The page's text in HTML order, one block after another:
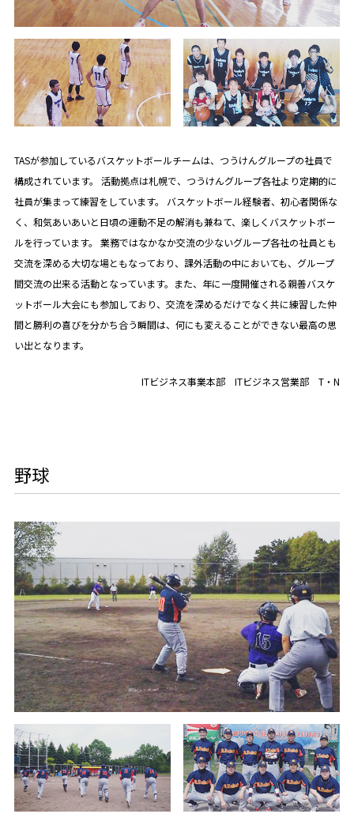
TASが参加しているバスケットボールチームは、つうけんグループの社員で
構成されています。 活動拠点は札幌で、つうけんグループ各社より定期的に
社員が集まって練習をしています。 バスケットボール経験者、初心者関係な
く、和気あいあいと日頃の運動不足の解消も兼ねて、楽しくバスケットボー
ルを行っています。 業務ではなかなか交流の少ないグループ各社の社員とも
交流を深める大切な場ともなっており、課外活動の中においても、グループ
間交流の出来る活動となっています。また、年に一度開催される親善バスケ
ットボール大会にも参加しており、交流を深めるだけでなく共に練習した仲
間と勝利の喜びを分かち合う瞬間は、何にも変えることができない最高の思
い出となります。
ITビジネス事業本部 ITビジネス営業部 T・N
野球